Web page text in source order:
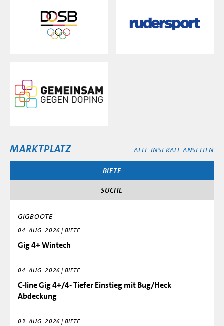
MARKTPLATZ ALLE INSERATE ANSEHEN
BIETE
SUCHE
GIGBOOTE
04. AUG. 2026 | BIETE
Gig 4+ Wintech
04. AUG. 2026 | BIETE
C-line Gig 4+/4- Tiefer Einstieg mit Bug/Heck
Abdeckung
03. AUG. 2026 | BIETE